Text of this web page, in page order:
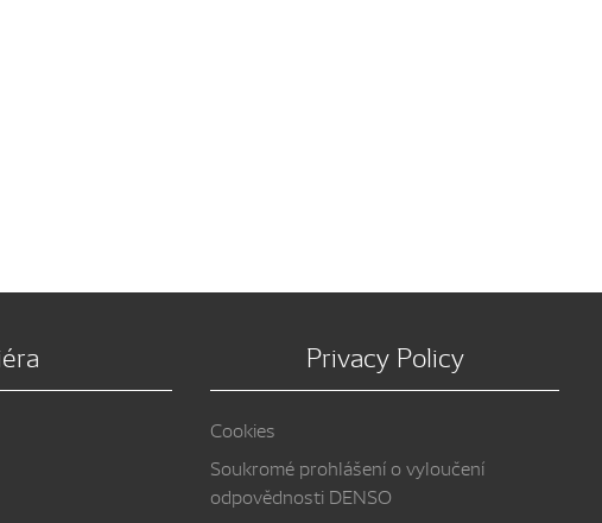
Privacy Policy
Cookies
Soukromé prohlášení o vyloučení
odpovědnosti DENSO